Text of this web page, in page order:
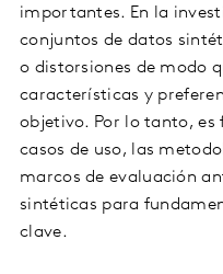
importantes. En la
conjuntos de datos
o distorsiones de modo
características y
objetivo. Por lo tanto,
casos de uso, las
marcos de evaluación
sintéticas para
clave.